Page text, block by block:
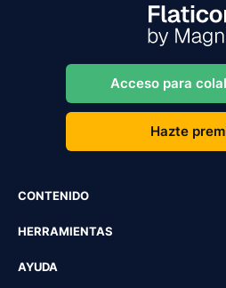
Acceso para
Hazte
CONTENIDO
HERRAMIENTAS
AYUDA